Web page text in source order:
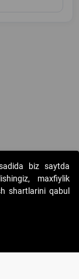
tashkil etish"
biz saytda
maxfiylik
shartlarini qabul